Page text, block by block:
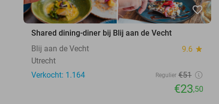
favorite_border
Shared dining-diner bij Blij aan de Vecht
Blij aan de Vecht
9.6 star
Utrecht
Verkocht: 1.164
Regulier €51
€23,50